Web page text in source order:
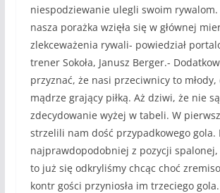
niespodziewanie ulegli swoim rywalom.
nasza porażka wzięła się w głównej
zlekceważenia rywali- powiedział
trener Sokoła, Janusz Berger.-
przyznać, że nasi przeciwnicy to młody,
mądrze grający piłką. Aż dziwi, że nie są
zdecydowanie wyżej w tabeli. W
strzelili nam dość przypadkowego gola.
najprawdopodobniej z pozycji spalonej,
to już się odkryliśmy chcąc choć
kontr gości przyniosła im trzeciego